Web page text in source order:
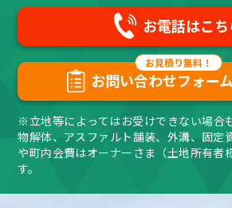
お電話はこち
お問い合わせフォー
※立地等によってはお受けできない場
物解体、アスファルト舗装、外溝、固定
や町内会費はオーナーさま（土地所有者
す。